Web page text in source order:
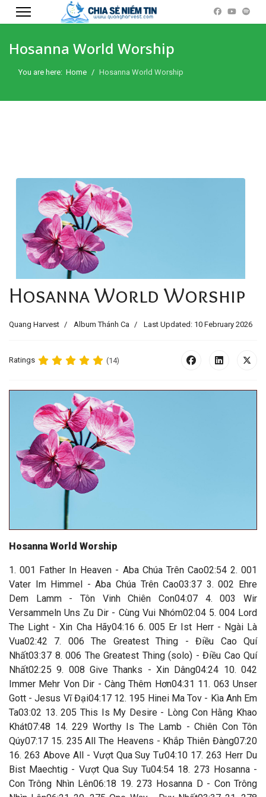
Hosanna World Worship
You are here: Home Hosanna World Worship
Hosanna World Worship
Quang Harvest Album Thánh Ca Last Updated: 10 February 2026
Ratings (14)
Hosanna World Worship
1. 001 Father In Heaven - Aba Chúa Trên Cao02:54 2. 001
Vater Im Himmel - Aba Chúa Trên Cao03:37 3. 002 Ehre
Dem Lamm - Tôn Vinh Chiên Con04:07 4. 003 Wir
Versammeln Uns Zu Dir - Cùng Vui Nhóm02:04 5. 004 Lord
The Light - Xin Cha Hãy04:16 6. 005 Er Ist Herr - Ngài Là
Vua02:42 7. 006 The Greatest Thing - Điều Cao Quí
Nhất03:37 8. 006 The Greatest Thing (solo) - Điều Cao Quí
Nhất02:25 9. 008 Give Thanks - Xin Dâng04:24 10. 042
Immer Mehr Von Dir - Càng Thêm Hơn04:31 11. 063 Unser
Gott - Jesus Vĩ Đại04:17 12. 195 Hinei Ma Tov - Kìa Anh Em
Ta03:02 13. 205 This Is My Desire - Lòng Con Hằng Khao
Khát07:48 14. 229 Worthy Is The Lamb - Chiên Con Tôn
Qúy07:17 15. 235 All The Heavens - Khắp Thiên Đàng07:20
16. 263 Above All - Vượt Qua Suy Tư04:10 17. 263 Herr Du
Bist Maechtig - Vượt Qua Suy Tu04:54 18. 273 Hosanna -
Con Trông Nhìn Lên06:18 19. 273 Hosanna D - Con Trông